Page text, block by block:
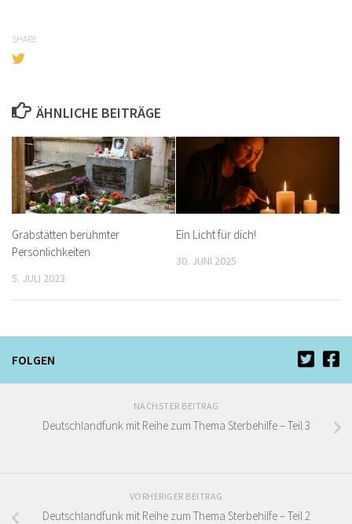
SHARE
ÄHNLICHE BEITRÄGE
Grabstätten berühmter
Persönlichkeiten
5. JULI 2023
Ein Licht für dich!
30. JUNI 2025
FOLGEN
NÄCHSTER BEITRAG
Deutschlandfunk mit Reihe zum Thema Sterbehilfe – Teil 3
VORHERIGER BEITRAG
Deutschlandfunk mit Reihe zum Thema Sterbehilfe – Teil 2